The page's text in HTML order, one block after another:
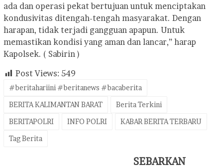
ada dan operasi pekat bertujuan untuk menciptakan
kondusivitas ditengah-tengah masyarakat. Dengan
harapan, tidak terjadi gangguan apapun. Untuk
memastikan kondisi yang aman dan lancar,” harap
Kapolsek. ( Sabirin )
Post Views: 549
#beritahariini #beritanews #bacaberita
BERITA KALIMANTAN BARAT
Berita Terkini
BERITAPOLRI
INFO POLRI
KABAR BERITA TERBARU
Tag Berita
SEBARKAN